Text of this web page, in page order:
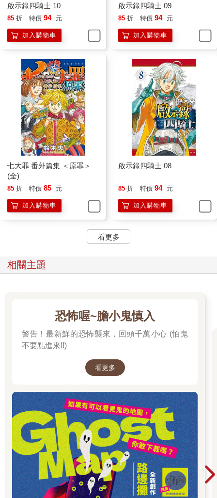
啟示錄四騎士 10
85 折 特價 94 元
加入購物車
啟示錄四騎士 09
85 折 特價 94 元
加入購物車
七大罪 番外篇集 ＜原罪＞
(全)
85 折 特價 85 元
加入購物車
啟示錄四騎士 08
85 折 特價 94 元
加入購物車
看更多
相關主題
恐怖喔~膽小鬼慎入
警告！最新鮮的恐怖襲來，回頭千萬小心 (怕鬼
不要點進來!!)
看更多